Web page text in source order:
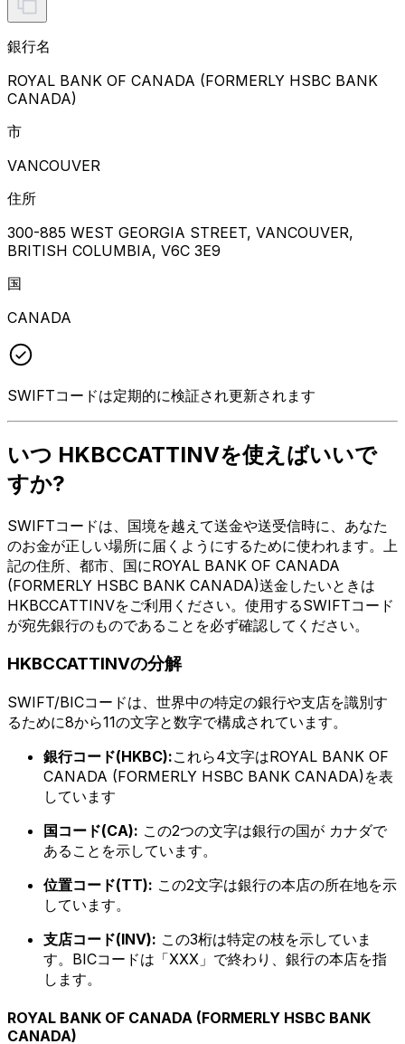
銀行名
ROYAL BANK OF CANADA (FORMERLY HSBC BANK
CANADA)
市
VANCOUVER
住所
300-885 WEST GEORGIA STREET, VANCOUVER,
BRITISH COLUMBIA, V6C 3E9
国
CANADA
SWIFTコードは定期的に検証され更新されます
いつ HKBCCATTINVを使えばいいで
すか?
SWIFTコードは、国境を越えて送金や送受信時に、あなた
のお金が正しい場所に届くようにするために使われます。上
記の住所、都市、国にROYAL BANK OF CANADA
(FORMERLY HSBC BANK CANADA)送金したいときは
HKBCCATTINVをご利用ください。使用するSWIFTコード
が宛先銀行のものであることを必ず確認してください。
HKBCCATTINVの分解
SWIFT/BICコードは、世界中の特定の銀行や支店を識別す
るために8から11の文字と数字で構成されています。
銀行コード(HKBC):これら4文字はROYAL BANK OF
CANADA (FORMERLY HSBC BANK CANADA)を表
しています
国コード(CA): この2つの文字は銀行の国が カナダで
あることを示しています。
位置コード(TT): この2文字は銀行の本店の所在地を示
しています。
支店コード(INV): この3桁は特定の枝を示していま
す。BICコードは「XXX」で終わり、銀行の本店を指
します。
ROYAL BANK OF CANADA (FORMERLY HSBC BANK
CANADA)